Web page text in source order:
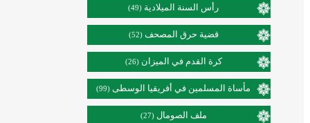
رأس السنة الميلادية (49)
قضية حرق المصحف (52)
كرة القدم في الميزان (26)
مأساة المسلمين في أفريقيا الوسطى (99)
ملف الصومال (27)